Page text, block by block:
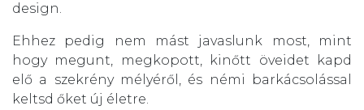
design.
Ehhez pedig nem mást javaslunk most, mint
hogy megunt, megkopott, kinőtt öveidet kapd
elő a szekrény mélyéről, és némi barkácsolással
keltsd őket új életre.